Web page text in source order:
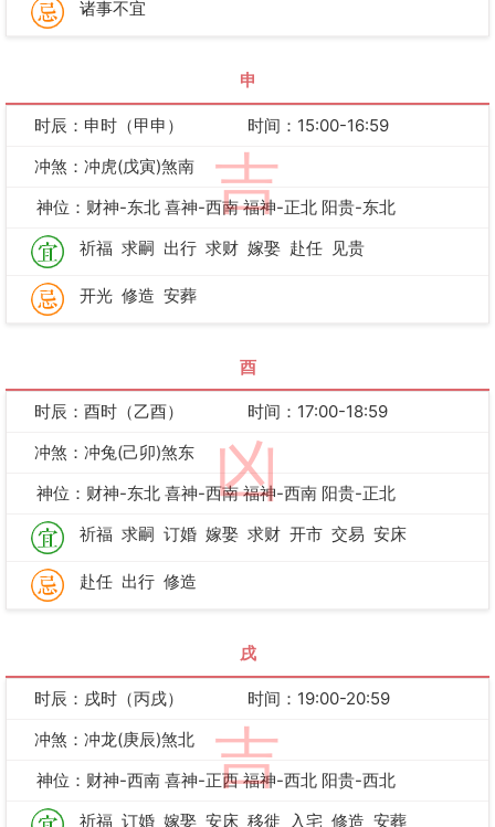
诸事不宜
申
吉
时辰：申时（甲申）
时间：15:00-16:59
冲煞：冲虎(戊寅)煞南
神位：财神-东北 喜神-西南 福神-正北 阳贵-东北
祈福 求嗣 出行 求财 嫁娶 赴任 见贵
开光 修造 安葬
酉
凶
时辰：酉时（乙酉）
时间：17:00-18:59
冲煞：冲兔(己卯)煞东
神位：财神-东北 喜神-西南 福神-西南 阳贵-正北
祈福 求嗣 订婚 嫁娶 求财 开市 交易 安床
赴任 出行 修造
戌
吉
时辰：戌时（丙戌）
时间：19:00-20:59
冲煞：冲龙(庚辰)煞北
神位：财神-西南 喜神-正西 福神-西北 阳贵-西北
祈福 订婚 嫁娶 安床 移徙 入宅 修造 安葬